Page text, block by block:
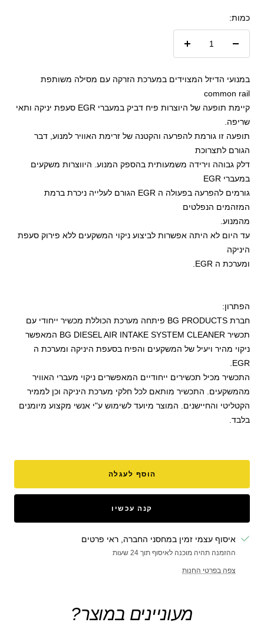
כמות:
במנועי הדיזל המצוידים במערכת הזרקה עם מסילה משותפת
common rail
קיימת תופעה של היוצרות פיח דביק במעברי EGR סעפת יניקה ותאי
שריפה.
תופעה זו גורמת להפרעה והקטנה של זרימת האוויר למנוע, דבר
הגורם לתצרוכת
דלק גבוהה וירידה משמעותית בהספק המנוע. היווצרות משקעים
במעברי EGR
גורמים להפרעה בפעולה ה EGR הגורם לעלייה ניכרת ברמת
המזהמים הנפלטים
מהמנוע.
עד היום לא היתה אפשרות לביצוע ניקוי המשקעים ללא פירוק סעפת
היניקה
ומערכת ה EGR.
הפתרון:
חברת BG PRODUCTS פיתחה מערכת הכוללת מכשיר ייחודי עם
תכשיר BG DIESEL AIR INTAKE SYSTEM CLEANER המאפשר
ניקוי מהיר ויעיל של המשקעים והפיח בסעפת היניקה ומערכת ה
EGR.
התכשיר מכיל תכשירים ייחודיים המאפשרים ניקוי מעברי האוויר
מהמשקעים. התכשיר מותאם לכל חלקי מערכת היניקה וכן לממיר
הקטליטי והחיישנים. המוצר מיועד לשימוש ע"י אנשי מקצוע מיומנים
בלבד.
הוסף לעגלה
קנה עכשיו
איסוף עצמי זמין במחסני החברה, ראי פרטים
ההזמנה תהיה מוכנה לאיסוף תוך 24 שעות
צפה בפרטי החנות
מעוניינים במוצר?